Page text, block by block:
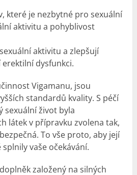
které je nezbytné pro sexuální
aktivitu a pohyblivost
aktivitu a zlepšují
dysfunkci.
Vigamanu, jsou
standardů kvality. S péčí
sexuální život byla
látek v přípravku zvolena tak,
To vše proto, aby její
vaše očekávání.
založený na silných